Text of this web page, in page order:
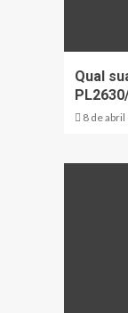
Qual
8 de